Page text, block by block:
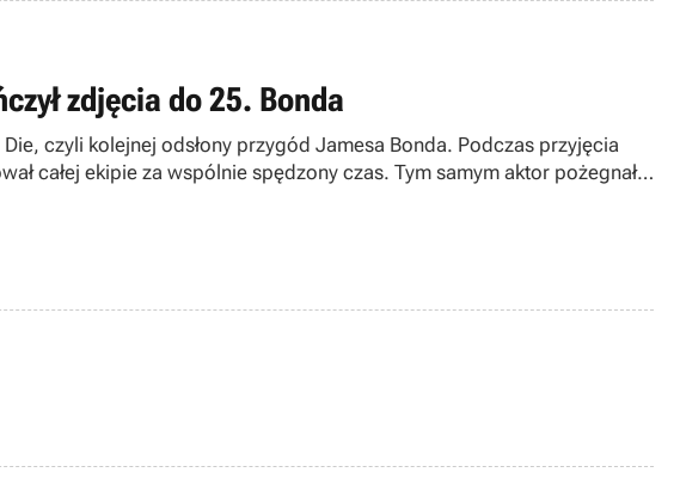
zdjęcia do 25. Bonda
czyli kolejnej odsłony przygód Jamesa Bonda. Podczas przyjęcia
całej ekipie za wspólnie spędzony czas. Tym samym aktor pożegnał